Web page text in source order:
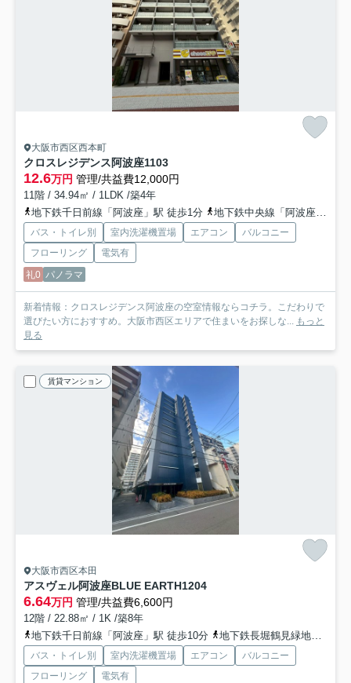
大阪市西区西本町
クロスレジデンス阿波座1103
12.6万円 管理/共益費12,000円
11階 / 34.94㎡ / 1LDK /築4年
地下鉄千日前線「阿波座」駅 徒歩1分
地下鉄中央線「阿波座」駅 徒歩1分
バス・トイレ別 室内洗濯機置場 エアコン
バルコニー
フローリング
電気有
礼0 パノラマ
新着情報：クロスレジデンス阿波座の空室情報ならコチラ。こだわりで
選びたい方におすすめ。大阪市西区エリアで住まいをお探しな... もっと
見る
賃貸マンション
大阪市西区本田
アスヴェル阿波座BLUE EARTH1204
6.64万円 管理/共益費6,600円
12階 / 22.88㎡ / 1K /築8年
地下鉄千日前線「阿波座」駅 徒歩10分
地下鉄長堀鶴見緑地「西長堀」駅 徒歩11分
バス・トイレ別 室内洗濯機置場 エアコン
バルコニー
フローリング
電気有